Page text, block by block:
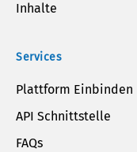
Inhalte
Services
Plattform Einbinden
API Schnittstelle
FAQs